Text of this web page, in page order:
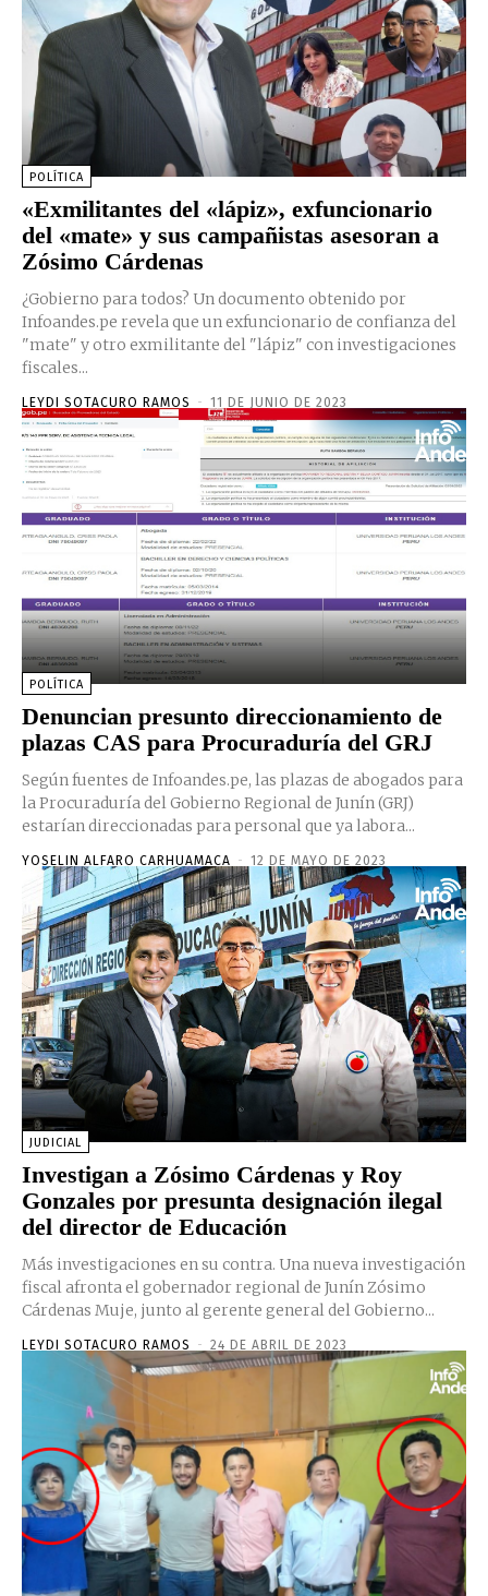
POLÍTICA
«Exmilitantes del «lápiz», exfuncionario
del «mate» y sus campañistas asesoran a
Zósimo Cárdenas
¿Gobierno para todos? Un documento obtenido por
Infoandes.pe revela que un exfuncionario de confianza del
"mate" y otro exmilitante del "lápiz" con investigaciones
fiscales...
LEYDI SOTACURO RAMOS - 11 DE JUNIO DE 2023
POLÍTICA
Denuncian presunto direccionamiento de
plazas CAS para Procuraduría del GRJ
Según fuentes de Infoandes.pe, las plazas de abogados para
la Procuraduría del Gobierno Regional de Junín (GRJ)
estarían direccionadas para personal que ya labora...
YOSELIN ALFARO CARHUAMACA - 12 DE MAYO DE 2023
JUDICIAL
Investigan a Zósimo Cárdenas y Roy
Gonzales por presunta designación ilegal
del director de Educación
Más investigaciones en su contra. Una nueva investigación
fiscal afronta el gobernador regional de Junín Zósimo
Cárdenas Muje, junto al gerente general del Gobierno...
LEYDI SOTACURO RAMOS - 24 DE ABRIL DE 2023